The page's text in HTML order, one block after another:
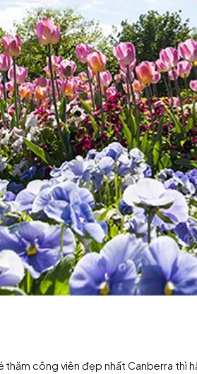
trình kiến trúc nổi bật tại
Tòa nhà là công trình lớn nhất
tòa nhà gắn cột cờ nặng đến
mắt chiêm ngưỡng thành phố
vụ khách đến thăm.